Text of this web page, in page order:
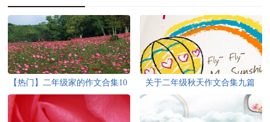
【热门】二年级家的作文合集10
关于二年级秋天作文合集九篇